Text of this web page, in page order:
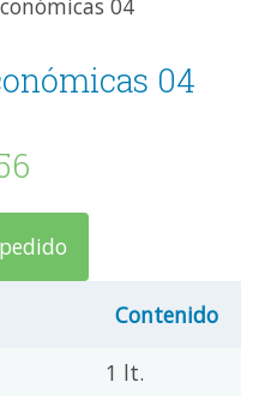
04
Contenido
1 lt.